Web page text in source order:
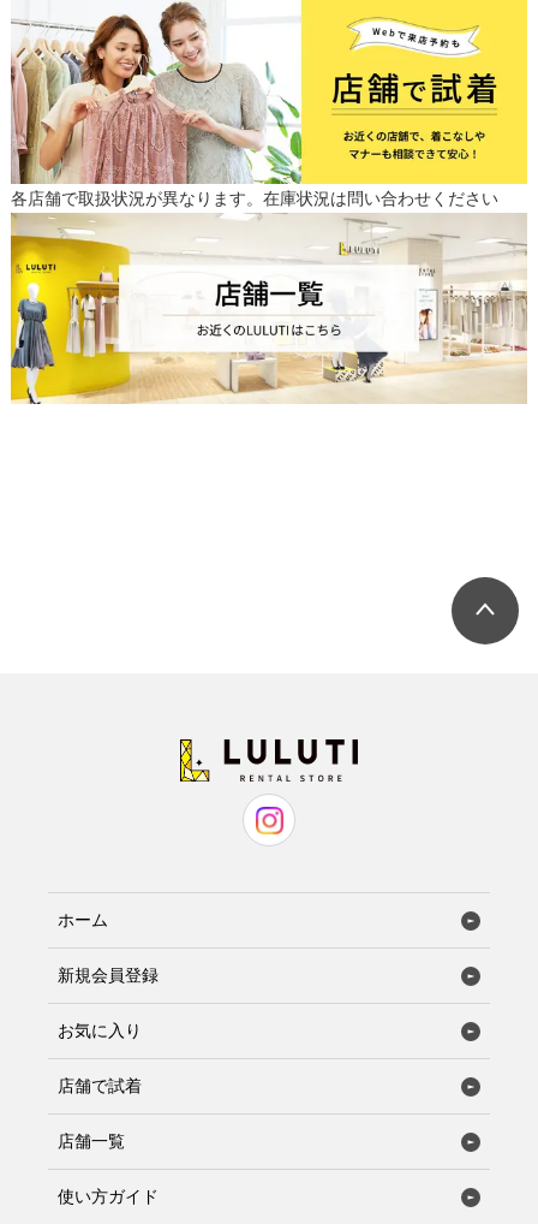
各店舗で取扱状況が異なります。在庫状況は問い合わせください
ホーム
新規会員登録
お気に入り
店舗で試着
店舗一覧
使い方ガイド